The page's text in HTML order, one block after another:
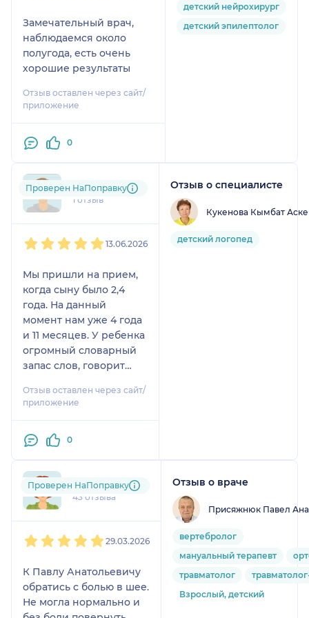
Замечательный врач,
наблюдаемся около
полугода, есть очень
хорошие результаты
Отзыв оставлен через сайт/
приложение
0
детский нейрохирург
детский эпилептолог
kaw....@....ru
1 отзыв
Проверен НаПоправку
13.06.2026
Мы пришли на прием,
когда сыну было 2,4
года. На данный
момент нам уже 4 года
и 11 месяцев. У ребенка
огромный словарный
запас слов, говорит
старается строить
предложения. Помимо
ребенок умственно и
своих сверстников.
Общаясь сейчас с
сыном, чувствуешь,
более живой.Он стал
запоминать названия
просится туда. К его
речи подключились
эмоции, чего раньше
Отзыв оставлен через сайт/
приложение
0
Отзыв о специалисте
Кукенова Кымбат
детский логопед
+7xxxxxxxx44
43 отзыва
Проверен НаПоправку
29.03.2026
К Павлу Анатольевичу
обратись с болью в шее.
Не могла нормально и
Отзыв о враче
Присяжнюк Павел
вертебролог
мануальный терапевт
травматолог
Взрослый, детский